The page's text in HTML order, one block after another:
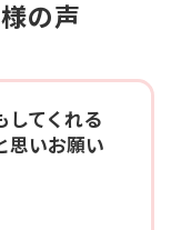
の声
してくれる
思いお願い